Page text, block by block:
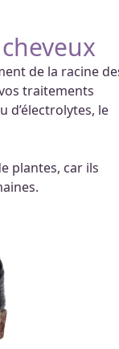
de la racine
traitements
d’électrolytes, le
plantes, car ils